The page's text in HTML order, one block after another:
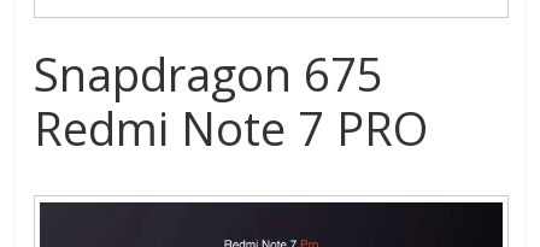
Snapdragon 675
Redmi Note 7 PRO